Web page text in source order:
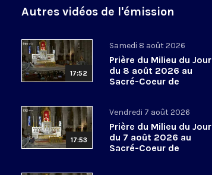
Autres vidéos de l'émission
17:52
Samedi 8 août 2026
Prière du Milieu du Jour
du 8 août 2026 au
Sacré-Coeur de
17:53
Vendredi 7 août 2026
Prière du Milieu du Jour
du 7 août 2026 au
Sacré-Coeur de